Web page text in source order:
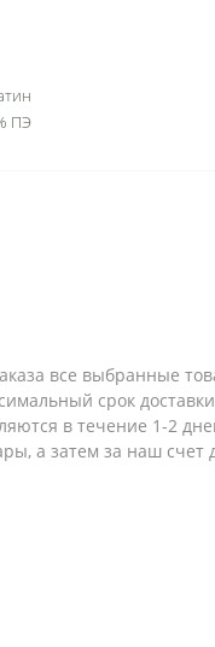
ПЭ
все выбранные
срок
в течение 1-2
а затем за наш счет